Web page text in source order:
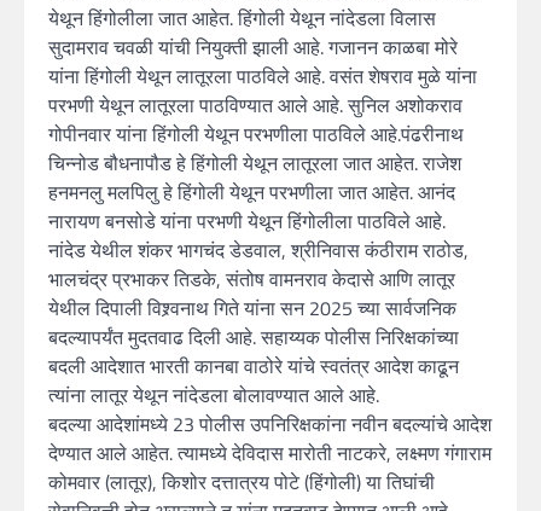
येथून हिंगोलीला जात आहेत. हिंगोली येथून नांदेडला विलास
सुदामराव चवळी यांची नियुक्ती झाली आहे. गजानन काळबा मोरे
यांना हिंगोली येथून लातूरला पाठविले आहे. वसंत शेषराव मुळे यांना
परभणी येथून लातूरला पाठविण्यात आले आहे. सुनिल अशोकराव
गोपीनवार यांना हिंगोली येथून परभणीला पाठविले आहे.पंढरीनाथ
चिन्नोड बौधनापौड हे हिंगोली येथून लातूरला जात आहेत. राजेश
हनमनलु मलपिलु हे हिंगोली येथून परभणीला जात आहेत. आनंद
नारायण बनसोडे यांना परभणी येथून हिंगोलीला पाठविले आहे.
नांदेड येथील शंकर भागचंद डेडवाल, श्रीनिवास कंठीराम राठोड,
भालचंद्र प्रभाकर तिडके, संतोष वामनराव केदासे आणि लातूर
येथील दिपाली विश्र्वनाथ गिते यांना सन 2025 च्या सार्वजनिक
बदल्यापर्यंत मुदतवाढ दिली आहे. सहाय्यक पोलीस निरिक्षकांच्या
बदली आदेशात भारती कानबा वाठोरे यांचे स्वतंत्र आदेश काढून
त्यांना लातूर येथून नांदेडला बोलावण्यात आले आहे.
बदल्या आदेशांमध्ये 23 पोलीस उपनिरिक्षकांना नवीन बदल्यांचे आदेश
देण्यात आले आहेत. त्यामध्ये देविदास मारोती नाटकरे, लक्ष्मण गंगाराम
कोमवार (लातूर), किशोर दत्तात्रय पोटे (हिंगोली) या तिघांची